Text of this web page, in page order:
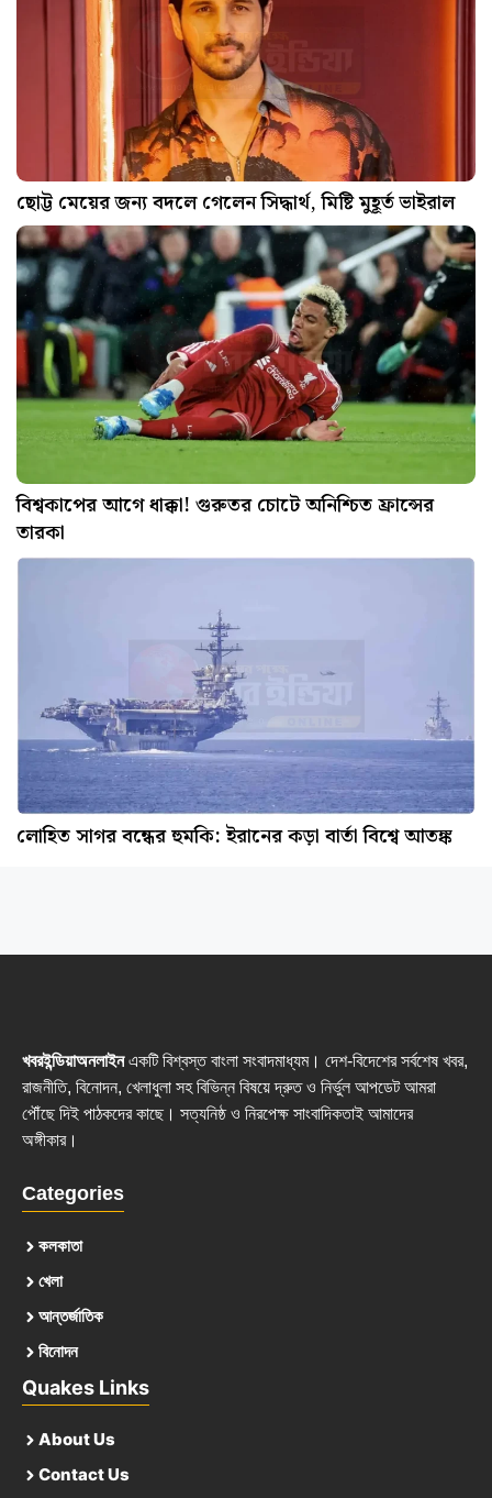
ছোট্ট মেয়ের জন্য বদলে গেলেন সিদ্ধার্থ, মিষ্টি মুহূর্ত ভাইরাল
বিশ্বকাপের আগে ধাক্কা! গুরুতর চোটে অনিশ্চিত ফ্রান্সের
তারকা
লোহিত সাগর বন্ধের হুমকি: ইরানের কড়া বার্তা বিশ্বে আতঙ্ক
খবরইন্ডিয়াঅনলাইনএকটি বিশ্বস্ত বাংলা সংবাদমাধ্যম। দেশ-বিদেশের সর্বশেষ খবর,
রাজনীতি, বিনোদন, খেলাধুলা সহ বিভিন্ন বিষয়ে দ্রুত ও নির্ভুল আপডেট আমরা
পৌঁছে দিই পাঠকদের কাছে। সত্যনিষ্ঠ ও নিরপেক্ষ সাংবাদিকতাই আমাদের
অঙ্গীকার।
Categories
কলকাতা
খেলা
আন্তর্জাতিক
বিনোদন
Quakes Links
About Us
Contact Us